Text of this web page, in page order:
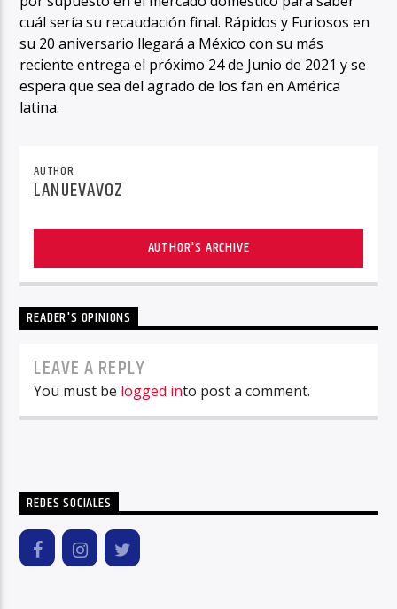
cuál sería su recaudación final. Rápidos y Furiosos en
su 20 aniversario llegará a México con su más
reciente entrega el próximo 24 de Junio de 2021 y se
espera que sea del agrado de los fan en América
latina.
AUTHOR
LANUEVAVOZ
AUTHOR'S ARCHIVE
READER'S OPINIONS
LEAVE A REPLY
You must be logged into post a comment.
REDES SOCIALES